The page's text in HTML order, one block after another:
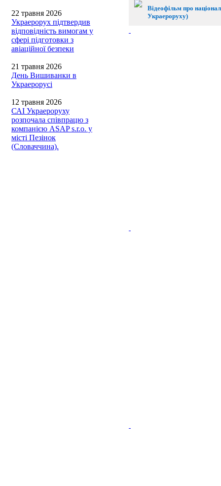
22 травня 2026
Украерорух підтвердив
відповідність вимогам у
сфері підготовки з
авіаційної безпеки
21 травня 2026
День Вишиванки в
Украерорусі
12 травня 2026
САІ Украероруху
розпочала співпрацю з
компанією ASAP s.r.o. у
місті Пезінок
(Словаччина).
Відеофільм про
Украероруху)